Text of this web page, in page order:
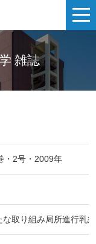
雑誌
・2号・2009年
な取り組み局所進行乳